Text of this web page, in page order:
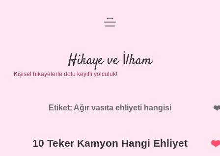
Anasayfa
Gizlilik Politikası
Yasal Uyarı
menüyü
Hikaye ve İlham
Kişisel hikayelerle dolu keyifli yolculuk!
Etiket: Ağır vasıta ehliyeti hangisi
10 Teker Kamyon Hangi Ehliyet